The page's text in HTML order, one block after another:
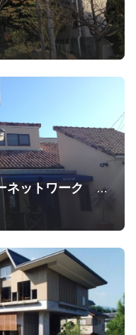
フィットネスコミュニティーネットワーク Club Sarry's(Sarry's Cafe内）